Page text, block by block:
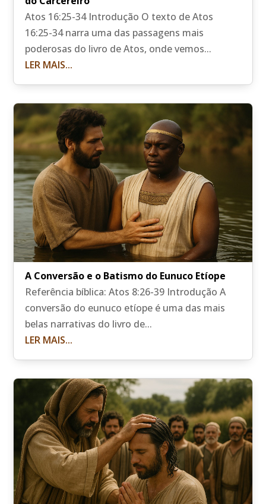
Atos 16:25-34 Introdução O texto de Atos
16:25-34 narra uma das passagens mais
poderosas do livro de Atos, onde vemos...
LER MAIS...
A Conversão e o Batismo do Eunuco Etíope
Referência bíblica: Atos 8:26-39 Introdução A
conversão do eunuco etíope é uma das mais
belas narrativas do livro de...
LER MAIS...